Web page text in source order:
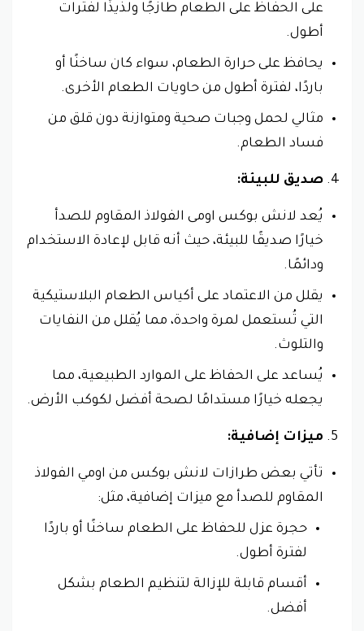
على الحفاظ على الطعام طازجًا ​​ولذيذًا لفترات
أطول.
يحافظ على حرارة الطعام، سواء كان ساخنًا أو
باردًا، لفترة أطول من حاويات الطعام الأخرى.
مثالي لحمل وجبات صحية ومتوازنة دون قلق من
فساد الطعام.
صديق للبيئة:
يُعد لانش بوكس اومى الفولاذ المقاوم للصدأ
خيارًا صديقًا للبيئة، حيث أنه قابل لإعادة الاستخدام
ودائمًا.
يقلل من الاعتماد على أكياس الطعام البلاستيكية
التي تُستعمل لمرة واحدة، مما يُقلل من النفايات
والتلوث.
يُساعد على الحفاظ على الموارد الطبيعية، مما
يجعله خيارًا مستدامًا لصحة أفضل لكوكب الأرض.
ميزات إضافية:
تأتي بعض طرازات لانش بوكس من اومي الفولاذ
المقاوم للصدأ مع ميزات إضافية، مثل:
حجرة عزل للحفاظ على الطعام ساخنًا أو باردًا
لفترة أطول.
أقسام قابلة للإزالة لتنظيم الطعام بشكل
أفضل.